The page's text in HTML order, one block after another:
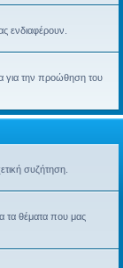
ενδιαφέρουν.
για την προώθηση του
συζήτηση.
τα θέματα που μας